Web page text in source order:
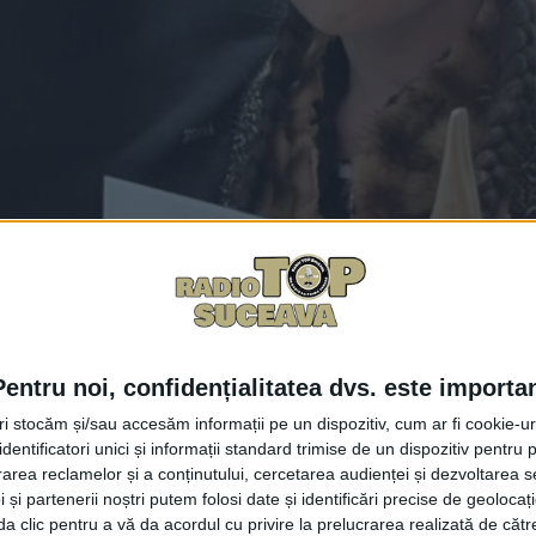
noi, confidențialitatea dvs. este
stocăm și/sau accesăm informații pe un dispozitiv, cum ar fi cookie-
unici și informații standard trimise de un dispozitiv pentru
reclamelor și a conținutului, cercetarea audienței și dezvoltarea
și partenerii noștri putem folosi date și identificări precise de
clic pentru a vă da acordul cu privire la prelucrarea realizată de
de Folclor „Cîntec din Țara de Sus”, ediția a IV-a, a
trecute la Căminul Cultural „Savin Alexievici”
susținut de Consiliul Județean Suceava, prin Centrul